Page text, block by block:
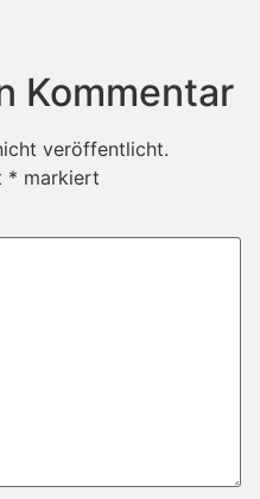
Kommentar
veröffentlicht.
* markiert